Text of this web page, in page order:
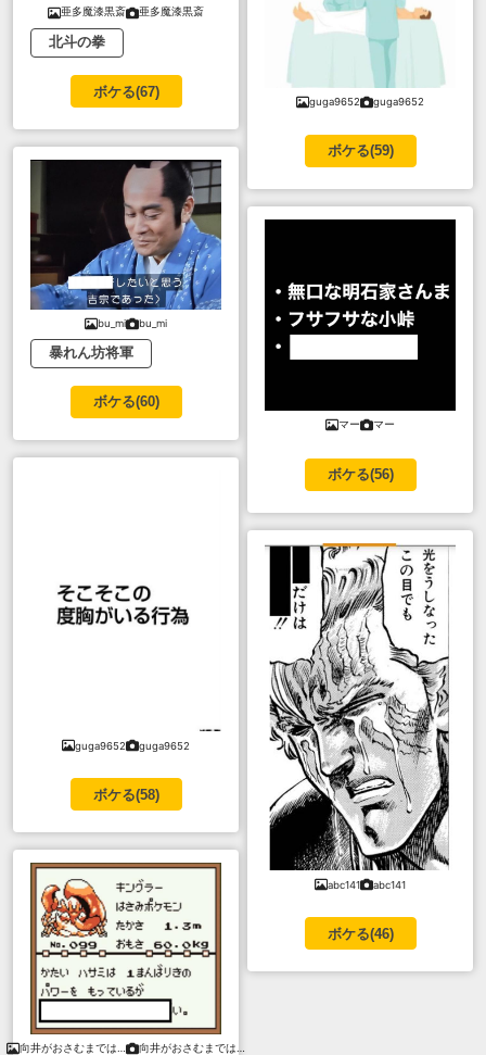
亜多魔漆黒斎 亜多魔漆黒斎
北斗の拳
ボケる(67)
bu_mi bu_mi
暴れん坊将軍
ボケる(60)
guga9652 guga9652
ボケる(58)
向井がおさむまでは… 向井がおさむまでは…
guga9652 guga9652
ボケる(59)
マー マー
ボケる(56)
abc141 abc141
ボケる(46)